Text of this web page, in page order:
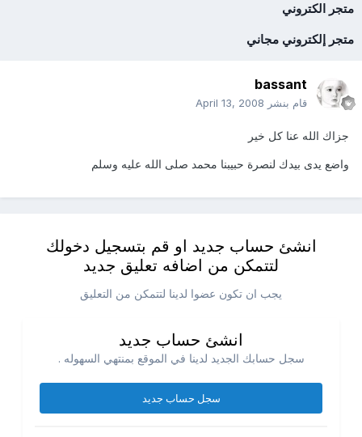
متجر الكتروني
متجر إلكتروني مجاني
bassant
قام بنشر April 13, 2008
جزاك الله عنا كل خير
واضع يدى بيدك لنصرة حبيبنا محمد صلى الله عليه وسلم
انشئ حساب جديد او قم بتسجيل دخولك
لتتمكن من اضافه تعليق جديد
يجب ان تكون عضوا لدينا لتتمكن من التعليق
انشئ حساب جديد
سجل حسابك الجديد لدينا في الموقع بمنتهي السهوله .
سجل حساب جديد